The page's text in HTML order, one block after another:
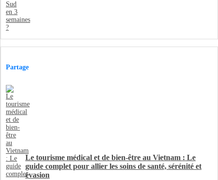
Partage
Le tourisme médical et de bien-être au Vietnam : Le
guide complet pour allier les soins de santé, sérénité et
évasion